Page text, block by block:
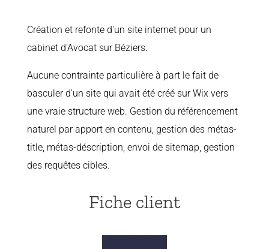
Création et refonte d'un site internet pour un
cabinet d'Avocat sur Béziers.
Aucune contrainte particulière à part le fait de
basculer d'un site qui avait été créé sur Wix vers
une vraie structure web. Gestion du référencement
naturel par apport en contenu, gestion des métas-
title, métas-déscription, envoi de sitemap, gestion
des requêtes cibles.
Fiche client